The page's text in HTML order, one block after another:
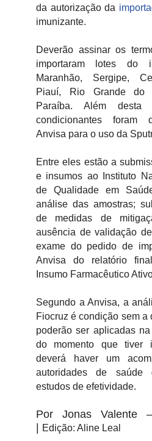
da autorização da
imunizante.
Deverão assinar os
importaram lotes do
Maranhão, Sergipe,
Piauí, Rio Grande do
Paraíba. Além desta
condicionantes foram
Anvisa para o uso da
Entre eles estão a
e insumos ao Instituto
de Qualidade em
análise das amostras;
de medidas de
ausência de validação
exame do pedido de
Anvisa do relatório
Insumo Farmacêutico
Segundo a Anvisa, a
Fiocruz é condição sem
poderão ser aplicadas
do momento que tiver
deverá haver um
autoridades de saúde
estudos de efetividade.
Por Jonas Valente
Edição: Aline Leal